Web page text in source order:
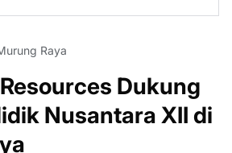
Raya
Dukung
Nusantara XII di